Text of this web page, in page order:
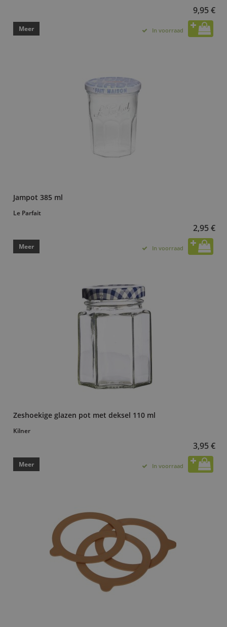
9,95 €
Meer In voorraad
Jampot 385 ml
Le Parfait
2,95 €
Meer In voorraad
Zeshoekige glazen pot met deksel 110 ml
Kilner
3,95 €
Meer In voorraad